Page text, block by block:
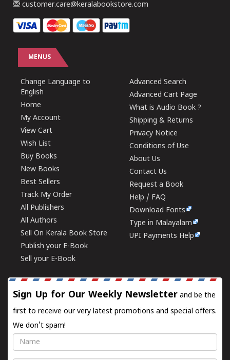
customer.care@keralabookstore.com
MENUS
Change Language to
English
Home
My Account
View Cart
Wish List
Buy Books
New Books
Best Sellers
Track My Order
All Publishers
All Authors
Sell On Kerala Book Store
Publish your E-Book
Sell your E-Book
Advanced Search
Advanced Cart Page
What is Audio Book ?
Shipping & Returns
Privacy Notice
Conditions of Use
About Us
Contact Us
Request a Book
Help / FAQ
Download Fonts
Type in Malayalam
UPI Payments Help
Sign Up for Our Weekly Newsletter and be the
first to receive our very latest promotions and special offers.
We don't spam!
Name